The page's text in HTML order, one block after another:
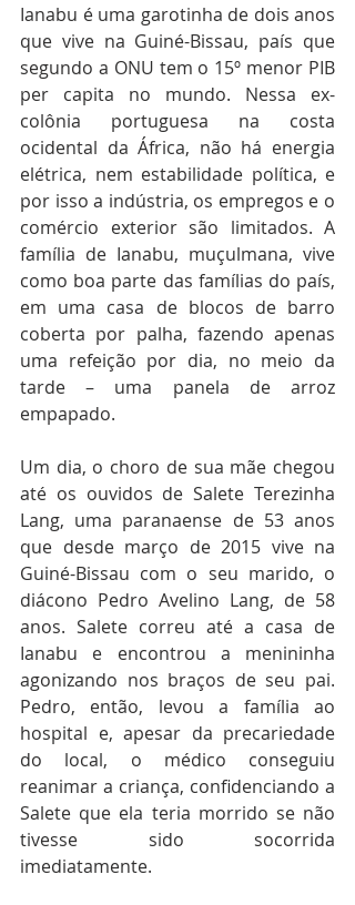
Ianabu é uma garotinha de dois anos
que vive na Guiné-Bissau, país que
segundo a ONU tem o 15º menor PIB
per capita no mundo. Nessa ex-
colônia portuguesa na costa
ocidental da África, não há energia
elétrica, nem estabilidade política, e
por isso a indústria, os empregos e o
comércio exterior são limitados. A
família de Ianabu, muçulmana, vive
como boa parte das famílias do país,
em uma casa de blocos de barro
coberta por palha, fazendo apenas
uma refeição por dia, no meio da
tarde – uma panela de arroz
empapado.
Um dia, o choro de sua mãe chegou
até os ouvidos de Salete Terezinha
Lang, uma paranaense de 53 anos
que desde março de 2015 vive na
Guiné-Bissau com o seu marido, o
diácono Pedro Avelino Lang, de 58
anos. Salete correu até a casa de
Ianabu e encontrou a menininha
agonizando nos braços de seu pai.
Pedro, então, levou a família ao
hospital e, apesar da precariedade
do local, o médico conseguiu
reanimar a criança, confidenciando a
Salete que ela teria morrido se não
tivesse sido socorrida
imediatamente.